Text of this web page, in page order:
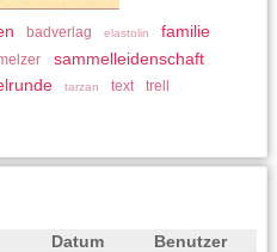
badverlag elastolin familie
sammelleidenschaft
tarzan text trell
Datum Benutzer